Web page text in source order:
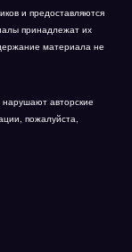
и предоставляются
принадлежат их
материала не
авторские
пожалуйста,